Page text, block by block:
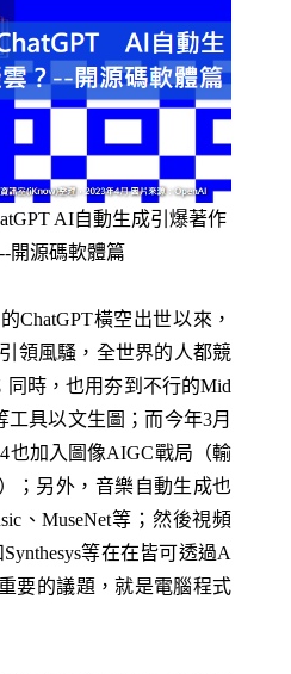
AI自動生成引爆著作
開源碼軟體篇
ChatGPT橫空出世以來，
領風騷，全世界的人都競
時，也用夯到不行的Mid
工具以文生圖；而今年3月
也加入圖像AIGC戰局（輸
；另外，音樂自動生成也
、MuseNet等；然後視頻
等在在皆可透過A
要的議題，就是電腦程式